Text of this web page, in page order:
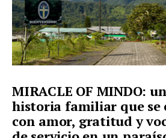
MIRACLE OF MINDO:
historia familiar que se
con amor, gratitud y